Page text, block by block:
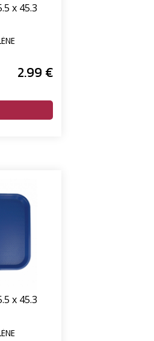
x 45.3
2.99 €
x 45.3